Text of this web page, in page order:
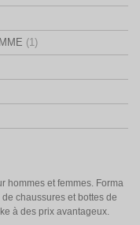
(1)
hommes et femmes. Forma
chaussures et bottes de
à des prix avantageux.